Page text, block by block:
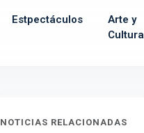
Estpectáculos
Arte y
Cultura
NOTICIAS RELACIONADAS